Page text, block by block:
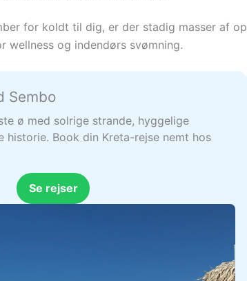
for koldt til dig, er der stadig masser af
wellness og indendørs svømning.
Sembo
ø med solrige strande, hyggelige
historie. Book din Kreta-rejse nemt hos
Se rejser